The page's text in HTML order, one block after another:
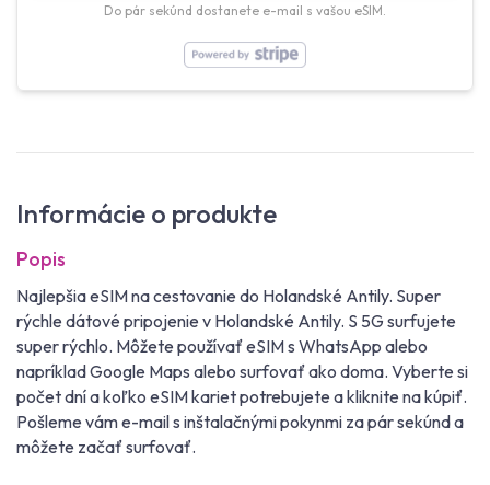
Do pár sekúnd dostanete e-mail s vašou eSIM.
Informácie o produkte
Popis
Najlepšia eSIM na cestovanie do Holandské Antily. Super
rýchle dátové pripojenie v Holandské Antily. S 5G surfujete
super rýchlo. Môžete používať eSIM s WhatsApp alebo
napríklad Google Maps alebo surfovať ako doma. Vyberte si
počet dní a koľko eSIM kariet potrebujete a kliknite na kúpiť.
Pošleme vám e-mail s inštalačnými pokynmi za pár sekúnd a
môžete začať surfovať.